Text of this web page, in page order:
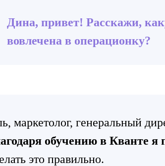
Дина, привет! Расскажи,
вовлечена в операционку?
маркетолог, генеральный
обучению в Кванте я
это правильно.